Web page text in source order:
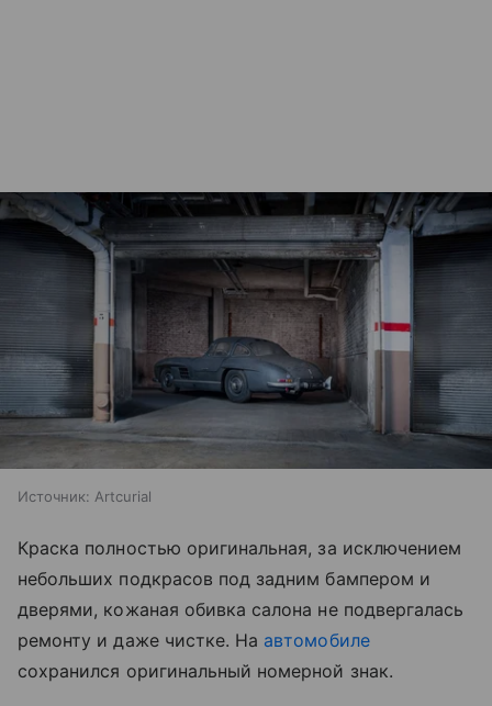
Источник: Artcurial
Краска полностью оригинальная, за исключением
небольших подкрасов под задним бампером и
дверями, кожаная обивка салона не подвергалась
ремонту и даже чистке. На автомобиле
сохранился оригинальный номерной знак.